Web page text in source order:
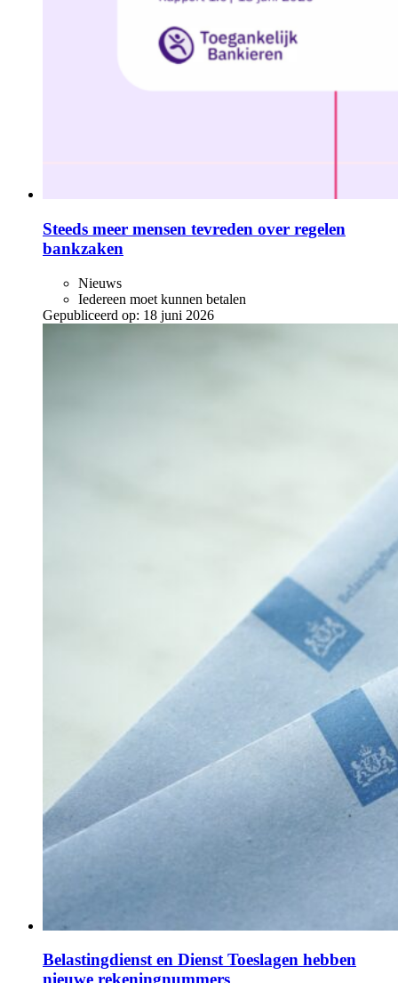
Steeds meer mensen tevreden over regelen
bankzaken
Nieuws
Iedereen moet kunnen betalen
Gepubliceerd op: 18 juni 2026
Belastingdienst en Dienst Toeslagen hebben